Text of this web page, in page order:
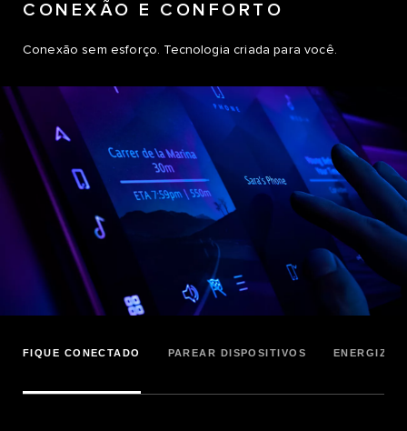
CONEXÃO E CONFORTO
Conexão sem esforço. Tecnologia criada para você.
FIQUE CONECTADO PAREAR DISPOSITIVOS ENERGIZE